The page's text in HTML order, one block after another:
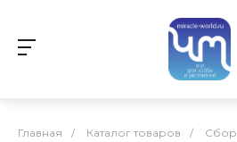
Главная / Каталог товаров /